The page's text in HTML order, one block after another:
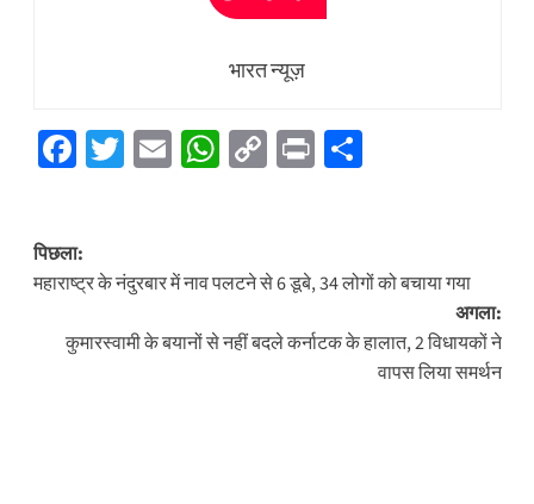
भारत न्यूज़
Facebook
Twitter
EmailWhatsApp
Copy
PrintShare
पोस्ट
नेविगेशन
पिछला:
महाराष्ट्र के नंदुरबार में नाव पलटने से 6 डूबे, 34 लोगों को बचाया गया
अगला:
कुमारस्वामी के बयानों से नहीं बदले कर्नाटक के हालात, 2 विधायकों ने
वापस लिया समर्थन